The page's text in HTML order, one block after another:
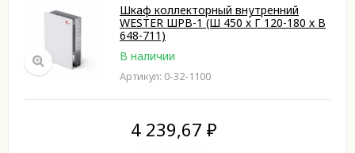
Шкаф коллекторный внутренний
WESTER ШРВ-1 (Ш 450 х Г 120-180 х В
648-711)
В наличии
Артикул: 0-32-1100
4 239,67 ₽